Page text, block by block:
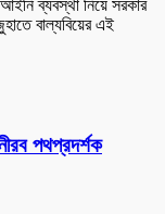
ব্যবস্থা নিয়ে সরকার
বাল্যবিয়ের এই
পথপ্রদর্শক